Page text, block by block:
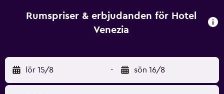
Prague statsopera och Charles Square ligger inom 10
minuters promenad. Ss. Cyril and Methodius Cathedral
Rumspriser & erbjudanden för Hotel
Venezia
lör 15/8 - sön 16/8